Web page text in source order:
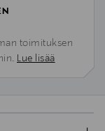
toimituksen
Lue lisää